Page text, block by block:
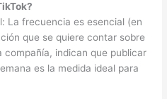
La frecuencia es esencial (en
que se quiere contar sobre
compañía, indican que publicar
es la medida ideal para